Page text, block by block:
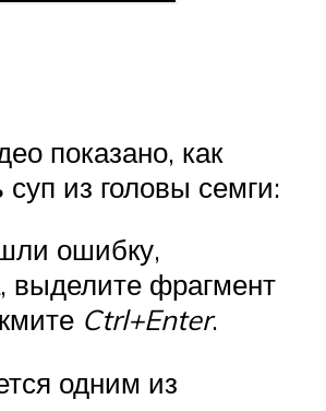
показано, как
суп из головы семги:
ошибку,
выделите фрагмент
Ctrl+Enter.
одним из